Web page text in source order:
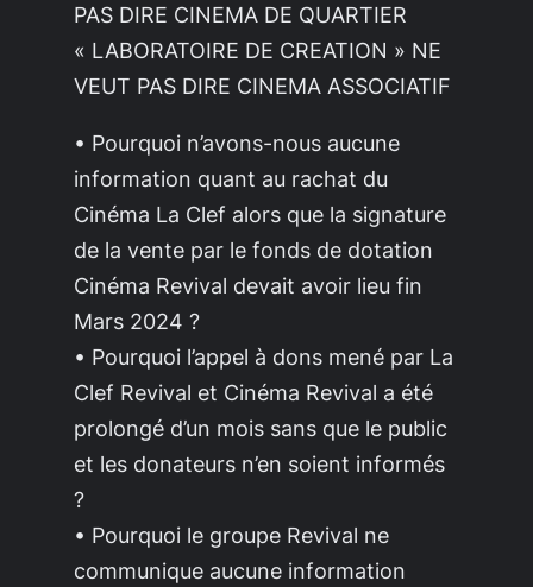
PAS DIRE CINEMA DE QUARTIER
« LABORATOIRE DE CREATION » NE
VEUT PAS DIRE CINEMA ASSOCIATIF
• Pourquoi n’avons-nous aucune
information quant au rachat du
Cinéma La Clef alors que la signature
de la vente par le fonds de dotation
Cinéma Revival devait avoir lieu fin
Mars 2024 ?
• Pourquoi l’appel à dons mené par La
Clef Revival et Cinéma Revival a été
prolongé d’un mois sans que le public
et les donateurs n’en soient informés
?
• Pourquoi le groupe Revival ne
communique aucune information